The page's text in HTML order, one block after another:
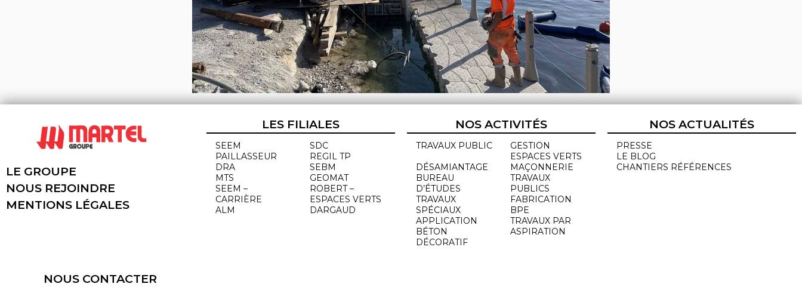
LE GROUPE
NOUS REJOINDRE
MENTIONS LÉGALES
LES FILIALES
SEEM
SDC
PAILLASSEUR
REGIL TP
DRA
SEBM
MTS
GEOMAT
SEEM –
CARRIÈRE
ROBERT –
ESPACES VERTS
ALM
DARGAUD
NOS ACTIVITÉS
TRAVAUX PUBLIC
GESTION
ESPACES VERTS
DÉSAMIANTAGE
MAÇONNERIE
BUREAU
D’ÉTUDES
TRAVAUX
PUBLICS
TRAVAUX
SPÉCIAUX
FABRICATION
BPE
APPLICATION
BÉTON
DÉCORATIF
TRAVAUX PAR
ASPIRATION
NOS ACTUALITÉS
PRESSE
LE BLOG
CHANTIERS RÉFÉRENCES
NOUS CONTACTER